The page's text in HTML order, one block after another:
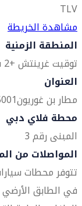
TLV
مشاهدة الخريطة
المنطقة الزمنية
توقيت غرينتش +2 ساعات
العنوان
مطار بن غوريون
محطة فلاي دبي
المبنى رقم 3
المواصلات من
تتوفر محطات